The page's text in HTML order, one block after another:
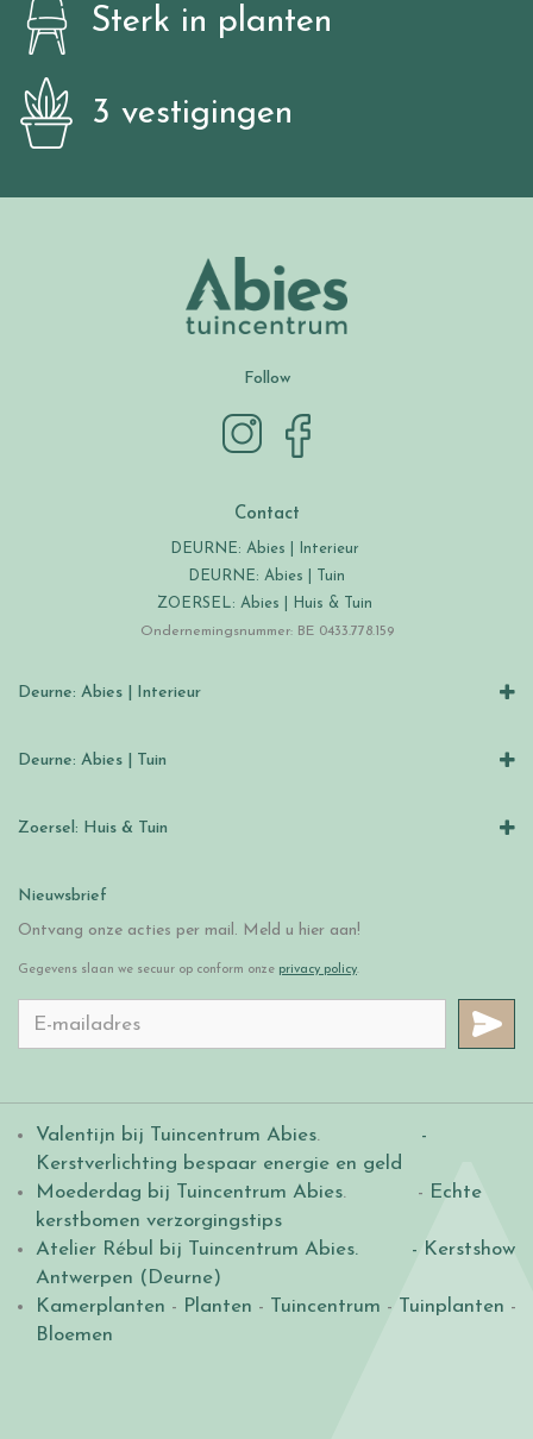
Sterk in planten
3 vestigingen
Follow
Contact
DEURNE: Abies | Interieur
DEURNE: Abies | Tuin
ZOERSEL: Abies | Huis & Tuin
Ondernemingsnummer: BE 0433.778.159
Deurne: Abies | Interieur
Deurne: Abies | Tuin
Zoersel: Huis & Tuin
Nieuwsbrief
Ontvang onze acties per mail. Meld u hier aan!
Gegevens slaan we secuur op conform onze privacy policy.
Valentijn bij Tuincentrum Abies.
-
Kerstverlichting bespaar energie en geld
Moederdag bij Tuincentrum Abies. - Echte
kerstbomen verzorgingstips
Atelier Rébul bij Tuincentrum Abies.
- Kerstshow
Antwerpen (Deurne)
Kamerplanten - Planten - Tuincentrum - Tuinplanten -
Bloemen